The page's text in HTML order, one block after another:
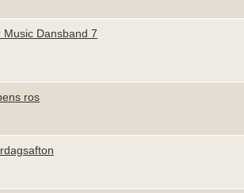
Music Dansband 7
ros